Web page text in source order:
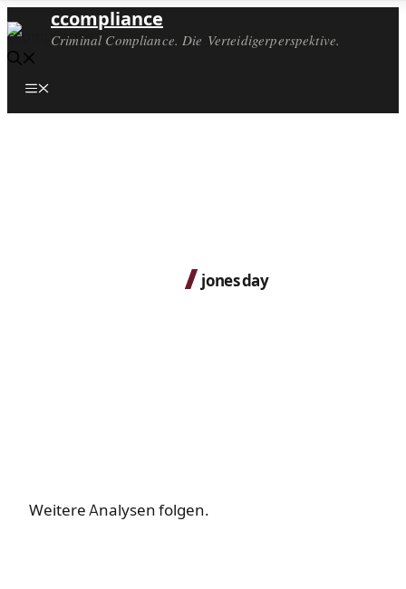
ccompliance
Criminal Compliance. Die Verteidigerperspektive.
Menü
jones day
Weitere Analysen folgen.